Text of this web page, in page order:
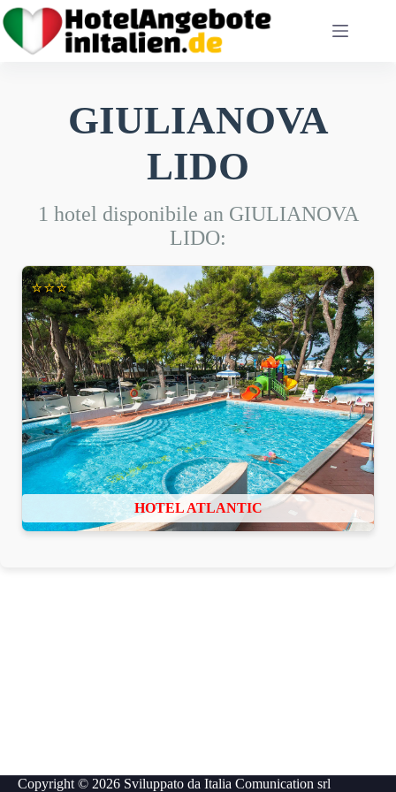
Zum
Inhalt
springen
GIULIANOVA
LIDO
1 hotel disponibile an GIULIANOVA
LIDO:
⭐⭐⭐
HOTEL ATLANTIC
Copyright © 2026 Sviluppato daItalia Comunication srl